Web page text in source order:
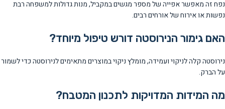
נפח זה מאפשר אפייה של מספר מגשים במקביל, מנות גדולות למשפחה רבת
נפשות או אירוח של אורחים רבים.
האם גימור הנירוסטה דורש טיפול מיוחד?
נירוסטה קלה לניקוי ועמידה, מומלץ ניקוי במוצרים מתאימים לנירוסטה כדי לשמור
על הברק.
מה המידות המדויקות לתכנון המטבח?